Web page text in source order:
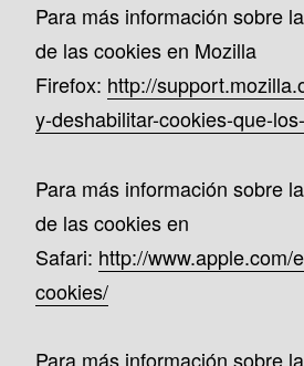
Para más información sobre
de las cookies en Mozilla
Firefox: http://
y-deshabilitar-cookies-que-
Para más información sobre
de las cookies en
Safari: http://www.apple.com/
cookies/
Para más información sobre